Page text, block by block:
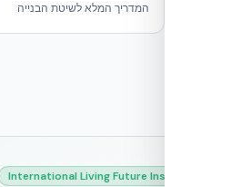
המדריך המלא לשיטת הבנייה
International Living Future Institute